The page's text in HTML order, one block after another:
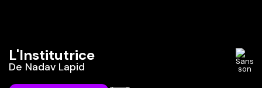
L'Institutrice
De Nadav Lapid